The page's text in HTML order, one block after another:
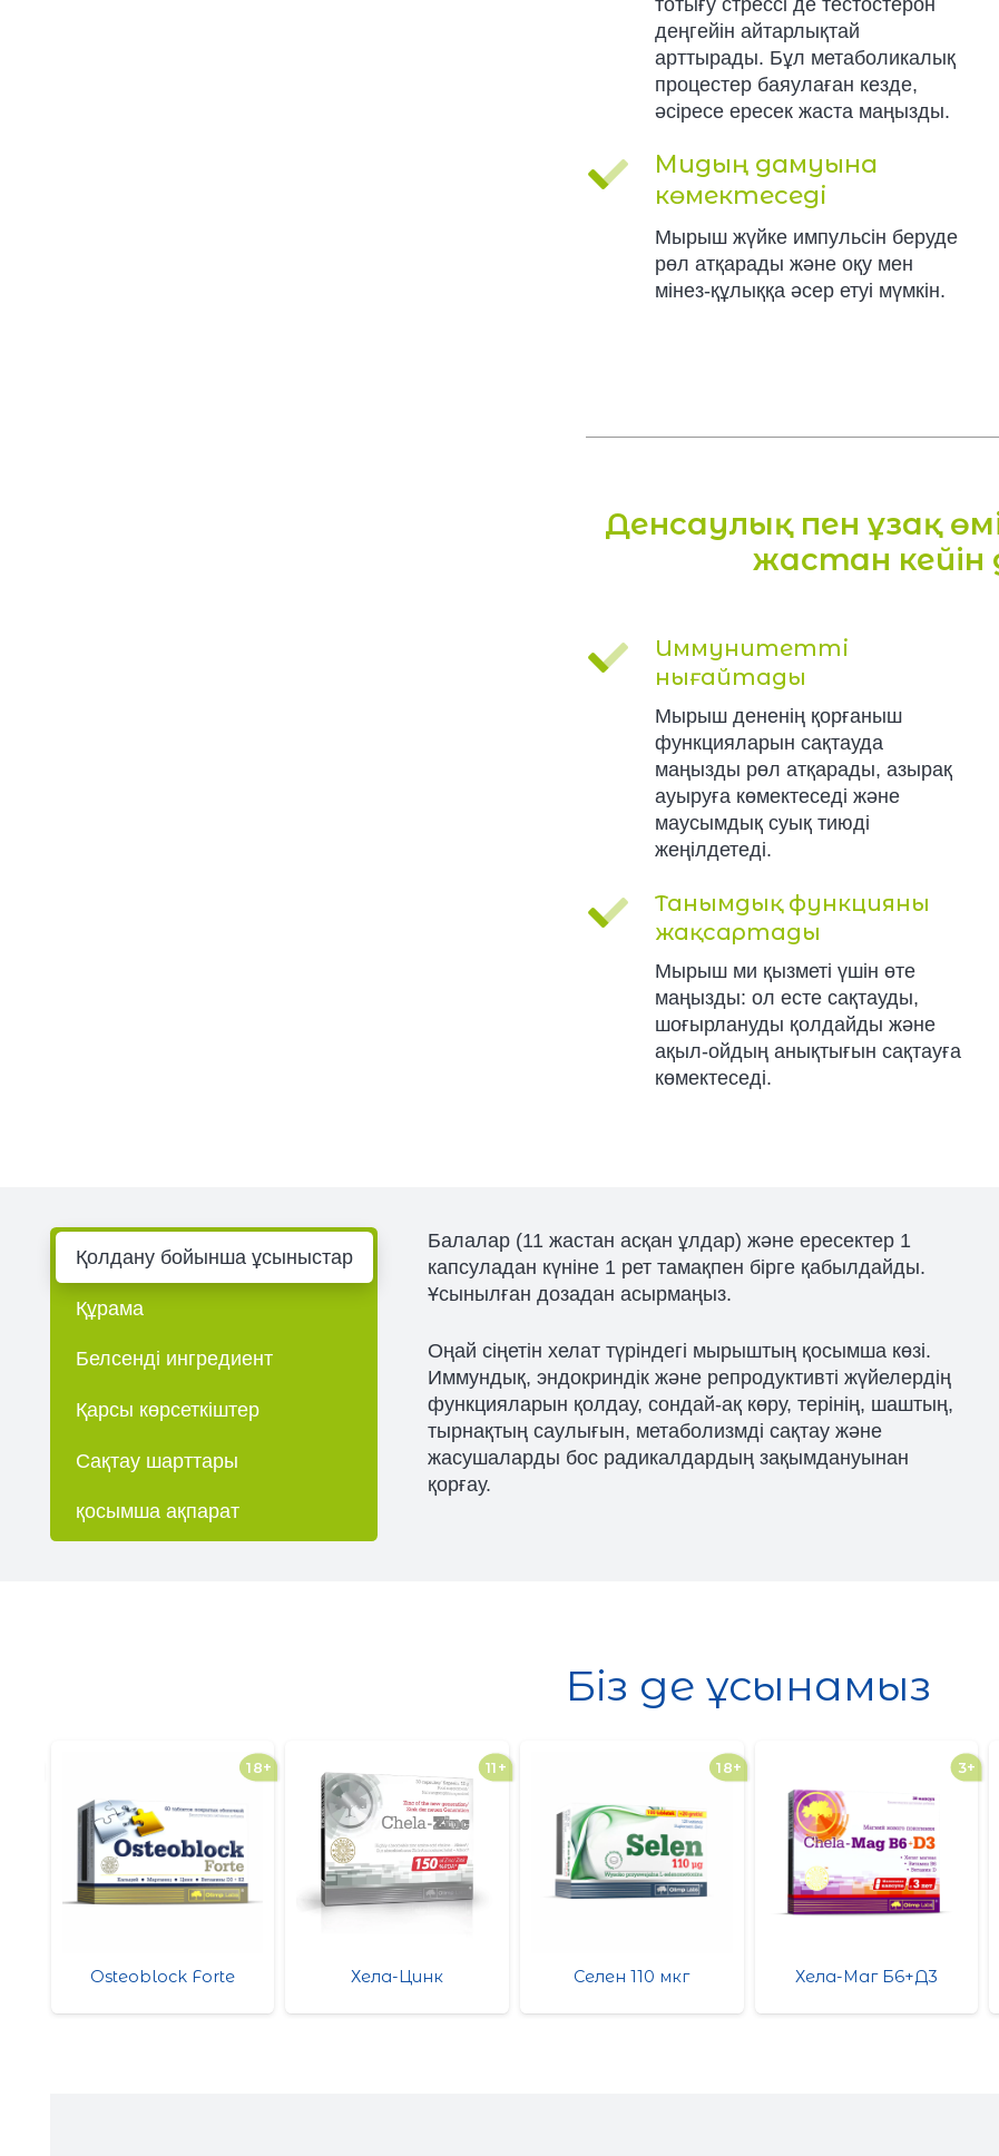
деңгейін айтарлықтай
арттырады. Бұл метаболикалық
процестер баяулаған кезде,
әсіресе ересек жаста маңызды.
Мидың дамуына
көмектеседі
Мырыш жүйке импульсін беруде
рөл атқарады және оқу мен
мінез-құлыққа әсер етуі мүмкін.
Денсаулық пен ұзақ
жастан кейін
Иммунитетті
нығайтады
Мырыш дененің қорғаныш
функцияларын сақтауда
маңызды рөл атқарады, азырақ
ауыруға көмектеседі және
маусымдық суық тиюді
жеңілдетеді.
Танымдық функцияны
жақсартады
Мырыш ми қызметі үшін өте
маңызды: ол есте сақтауды,
шоғырлануды қолдайды және
ақыл-ойдың анықтығын сақтауға
көмектеседі.
Қолдану бойынша ұсыныстар
Құрама
Белсенді ингредиент
Қарсы көрсеткіштер
Сақтау шарттары
қосымша ақпарат
Балалар (11 жастан асқан ұлдар) және ересектер 1
капсуладан күніне 1 рет тамақпен бірге қабылдайды.
Ұсынылған дозадан асырмаңыз.
Оңай сіңетін хелат түріндегі мырыштың қосымша көзі.
Иммундық, эндокриндік және репродуктивті жүйелердің
функцияларын қолдау, сондай-ақ көру, терінің, шаштың,
тырнақтың саулығын, метаболизмді сақтау және
жасушаларды бос радикалдардың зақымдануынан
қорғау.
Біз де ұсынамыз
18+
Osteoblock Forte
11+
Хела-Цинк
18+
Селен 110 мкг
3+
Хела-Маг Б6+Д3